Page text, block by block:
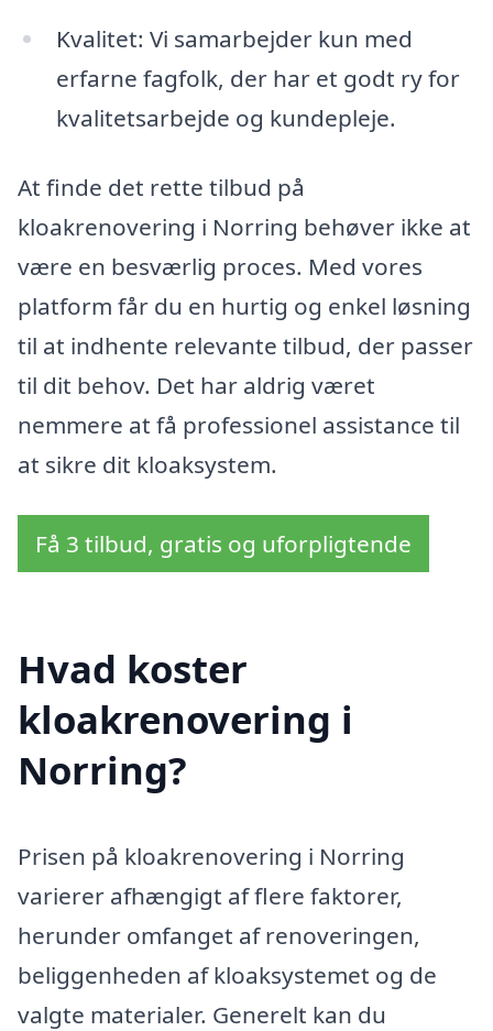
Kvalitet: Vi samarbejder kun med
erfarne fagfolk, der har et godt ry for
kvalitetsarbejde og kundepleje.
At finde det rette tilbud på
kloakrenovering i Norring behøver ikke at
være en besværlig proces. Med vores
platform får du en hurtig og enkel løsning
til at indhente relevante tilbud, der passer
til dit behov. Det har aldrig været
nemmere at få professionel assistance til
at sikre dit kloaksystem.
Få 3 tilbud, gratis og uforpligtende
Hvad koster
kloakrenovering i
Norring?
Prisen på kloakrenovering i Norring
varierer afhængigt af flere faktorer,
herunder omfanget af renoveringen,
beliggenheden af kloaksystemet og de
valgte materialer. Generelt kan du